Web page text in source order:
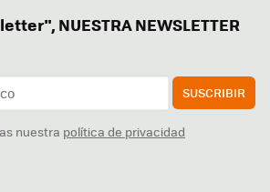
NUESTRA NEWSLETTER
SUSCRIBIR
nuestra política de privacidad